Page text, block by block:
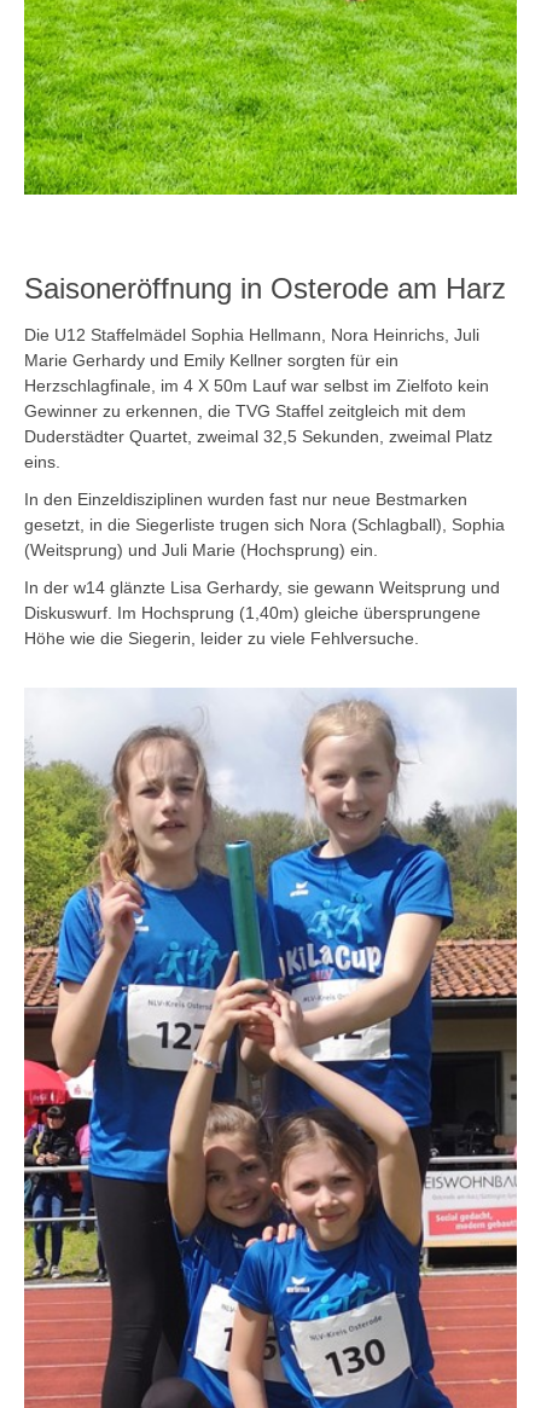
Saisoneröffnung in Osterode am Harz
Die U12 Staffelmädel Sophia Hellmann, Nora Heinrichs, Juli
Marie Gerhardy und Emily Kellner sorgten für ein
Herzschlagfinale, im 4 X 50m Lauf war selbst im Zielfoto kein
Gewinner zu erkennen, die TVG Staffel zeitgleich mit dem
Duderstädter Quartet, zweimal 32,5 Sekunden, zweimal Platz
eins.
In den Einzeldisziplinen wurden fast nur neue Bestmarken
gesetzt, in die Siegerliste trugen sich Nora (Schlagball), Sophia
(Weitsprung) und Juli Marie (Hochsprung) ein.
In der w14 glänzte Lisa Gerhardy, sie gewann Weitsprung und
Diskuswurf. Im Hochsprung (1,40m) gleiche übersprungene
Höhe wie die Siegerin, leider zu viele Fehlversuche.